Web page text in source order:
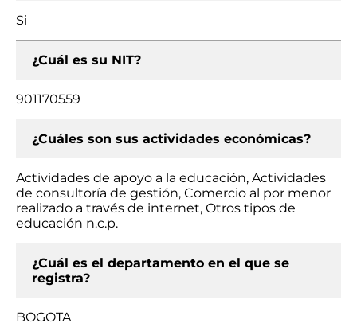
Si
¿Cuál es su NIT?
901170559
¿Cuáles son sus actividades económicas?
Actividades de apoyo a la educación, Actividades
de consultoría de gestión, Comercio al por menor
realizado a través de internet, Otros tipos de
educación n.c.p.
¿Cuál es el departamento en el que se
registra?
BOGOTA